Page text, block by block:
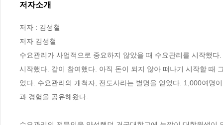
저자소개
저자 : 김성철
저자 김성철
수요관리가 사업적으로 중요하지 않았을 때 수요관리를 시작했
시작했다. 같이 참여했다. 아직 돈이 되지 않아 떠나기 시작할 때
었다. 수요관리의 개척자, 전도사라는 별명을 얻었다. 1,000여명
과 경험을 공유해왔다.